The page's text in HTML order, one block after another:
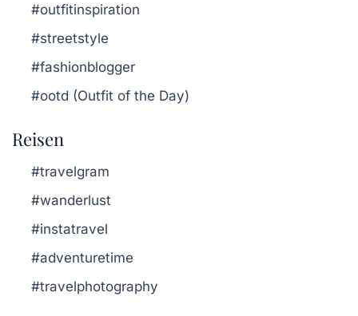
#outfitinspiration
#streetstyle
#fashionblogger
#ootd (Outfit of the Day)
Reisen
#travelgram
#wanderlust
#instatravel
#adventuretime
#travelphotography